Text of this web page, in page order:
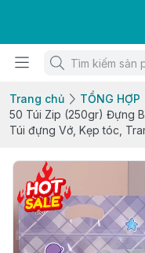
Trang chủ
TỔNG HỢP
50 Túi Zip (250gr) Đựng
Túi đựng Vớ, Kẹp tóc,